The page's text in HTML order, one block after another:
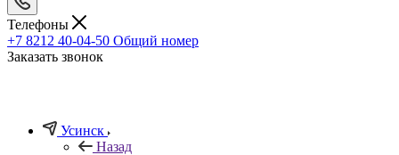
Телефоны
+7 8212 40-04-50 Общий номер
Заказать звонок
Усинск
Назад